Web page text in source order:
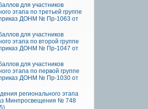
для участников
этапа по третьей группе
ДОНМ № Пр-1063 от
для участников
этапа по второй группе
ДОНМ № Пр-1047 от
для участников
этапа по первой группе
ДОНМ № Пр-1030 от
регионального этапа
Минпросвещения № 748